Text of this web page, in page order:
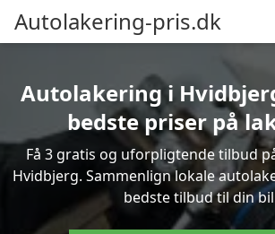
Autolakering-pris.dk
Autolakering i
bedste priser på
Få 3 gratis og uforpligtende tilbud
Hvidbjerg. Sammenlign lokale
bedste tilbud til din